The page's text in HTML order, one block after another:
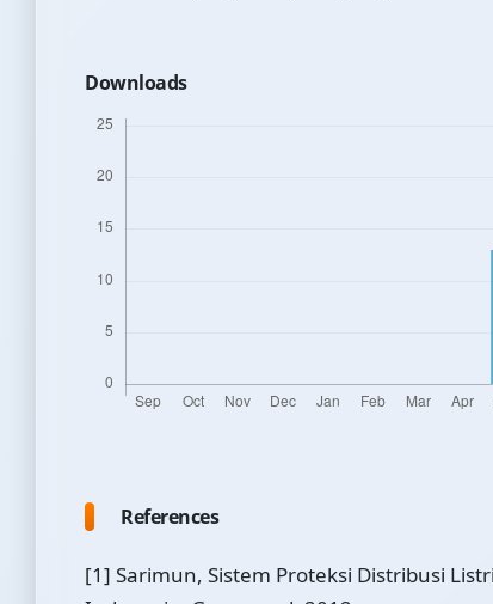
Downloads
References
[1] Sarimun, Sistem Proteksi Distribusi